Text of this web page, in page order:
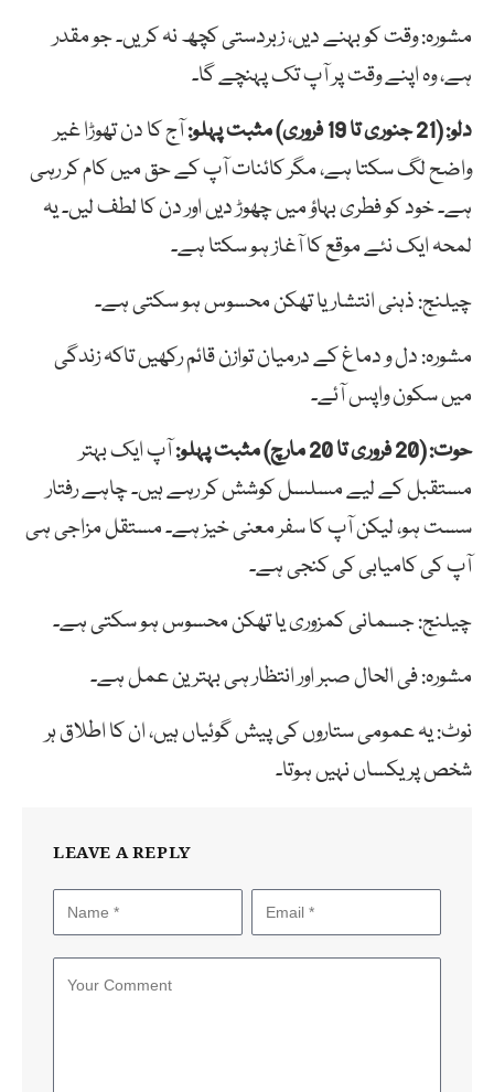
مشورہ: وقت کو بہنے دیں، زبردستی کچھ نہ کریں۔ جو مقدر
ہے، وہ اپنے وقت پر آپ تک پہنچے گا۔
دلو: (21 جنوری تا 19 فروری) مثبت پہلو:
آج کا دن تھوڑا غیر
واضح لگ سکتا ہے، مگر کائنات آپ کے حق میں کام کر رہی
ہے۔ خود کو فطری بہاؤ میں چھوڑ دیں اور دن کا لطف لیں۔ یہ
لمحہ ایک نئے موقع کا آغاز ہو سکتا ہے۔
چیلنج: ذہنی انتشار یا تھکن محسوس ہو سکتی ہے۔
مشورہ: دل و دماغ کے درمیان توازن قائم رکھیں تاکہ زندگی
میں سکون واپس آئے۔
حوت: (20 فروری تا 20 مارچ) مثبت پہلو:
آپ ایک بہتر
مستقبل کے لیے مسلسل کوشش کر رہے ہیں۔ چاہے رفتار
سست ہو، لیکن آپ کا سفر معنی خیز ہے۔ مستقل مزاجی ہی
آپ کی کامیابی کی کنجی ہے۔
چیلنج: جسمانی کمزوری یا تھکن محسوس ہو سکتی ہے۔
مشورہ: فی الحال صبر اور انتظار ہی بہترین عمل ہے۔
نوٹ: یہ عمومی ستاروں کی پیش گوئیاں ہیں، ان کا اطلاق ہر
شخص پر یکساں نہیں ہوتا۔
LEAVE A REPLY